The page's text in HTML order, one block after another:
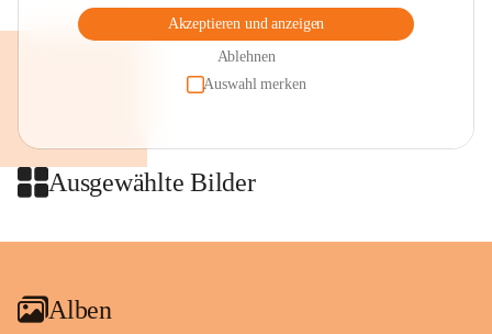
Akzeptieren und anzeigen
Ablehnen
Auswahl merken
Ausgewählte Bilder
+2
Alben